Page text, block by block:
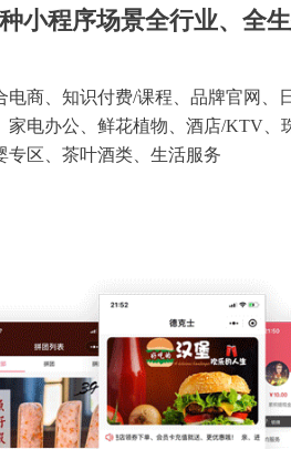
小程序场景全行业、全
电商、知识付费/课程、品牌官网、
家电办公、鲜花植物、酒店/KTV、
专区、茶叶酒类、生活服务